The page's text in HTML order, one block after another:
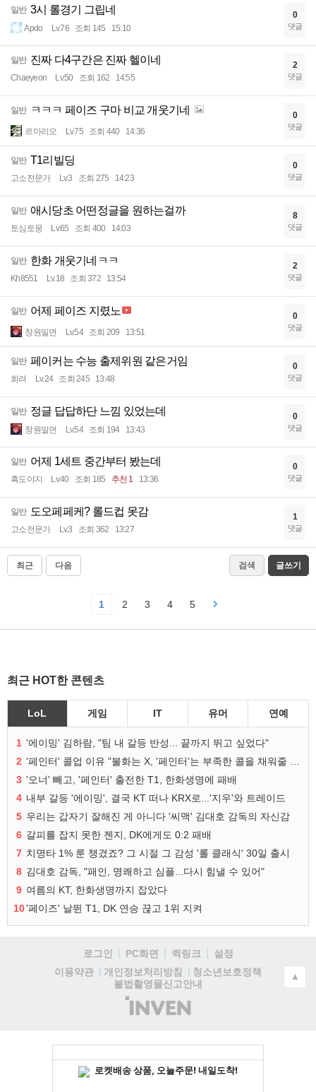
일반 3시 롤경기 그립네
Apdo Lv.76 조회 145 15:10
0
댓글
일반 진짜 다4구간은 진짜 헬이네
Chaeyeon Lv.50 조회 162 14:55
2
댓글
일반 ㅋㅋㅋ 페이즈 구마 비교 개웃기네
르마리오 Lv.75 조회 440 14:36
0
댓글
일반 T1리빌딩
고소전문가 Lv.3 조회 275 14:23
0
댓글
일반 애시당초 어떤정글을 원하는걸까
토심토뭉 Lv.65 조회 400 14:03
8
댓글
일반 한화 개웃기네ㅋㅋ
Kh8551 Lv.18 조회 372 13:54
2
댓글
일반 어제 페이즈 지렸노
창원밀면 Lv.54 조회 209 13:51
0
댓글
일반 페이커는 수능 출제위원 같은거임
희려 Lv.24 조회 245 13:48
0
댓글
일반 정글 답답하단 느낌 있었는데
창원밀면 Lv.54 조회 194 13:43
0
댓글
일반 어제 1세트 중간부터 봤는데
흑도야지 Lv.40 조회 185 추천 1 13:36
0
댓글
일반 도오페페케? 롤드컵 못감
고소전문가 Lv.3 조회 362 13:27
1
댓글
최근 다음 검색 글쓰기
1 2 3 4 5
최근 HOT한 콘텐츠
LoL 게임 IT 유머 연예
1 '에이밍' 김하람, "팀 내 갈등 반성... 끝까지 뛰고 싶었다"
2
3 '오너' 빼고, '페인터' 출전한 T1, 한화생명에 패배
4 내부 갈등 '에이밍', 결국 KT 떠나 KRX로...'지우'와 트레이드
5 우리는 갑자기 잘해진 게 아니다 '씨맥' 김대호 감독의 자신감
6 갈피를 잡지 못한 젠지, DK에게도 0:2 패배
7 치명타 1% 룬 챙겼죠? 그 시절 그 감성 '롤 클래식' 30일 출시
8 김대호 감독, "패인, 명쾌하고 심플...다시 힘낼 수 있어"
9 여름의 KT, 한화생명까지 잡았다
10'페이즈' 날뛴 T1, DK 연승 끊고 1위 지켜
로그인 PC화면 퀵링크
설정
이용약관
개인정보처리방침
청소년보호정책
불법촬영물신고안내
(주)
인
▲